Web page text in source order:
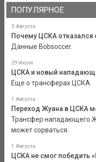
ПОПУЛЯРНОЕ
3 Августа
Почему ЦСКА отказался
Данные Bobsoccer.
29 Июля
ЦСКА и новый
Еще о трансферах ЦСКА.
1 Августа
Переход Жуана в ЦСКА
Трансфер нападающего
может сорваться.
1 Августа
ЦСКА не смог победить